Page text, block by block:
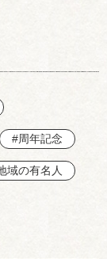
#周年記念
域の有名人